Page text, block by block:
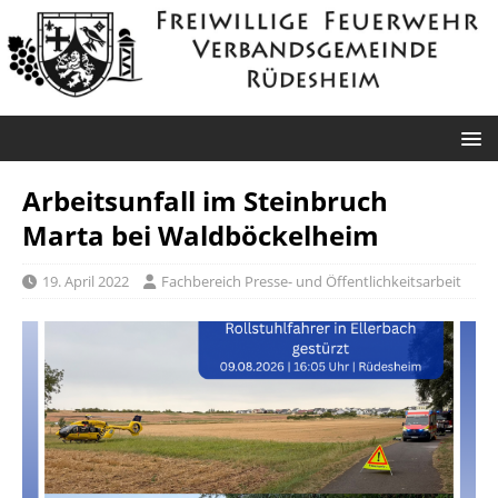
Arbeitsunfall im Steinbruch
Marta bei Waldböckelheim
19. April 2022 Fachbereich Presse- und Öffentlichkeitsarbeit
Spabrücken: Nächtlicher
Feuerschein
Datum: 8. August 2026 um
23:43 UhrAlarmierungsart: DME, GroupAlarm,
SireneEinsatzart: Sondereinsatz S1 > Sondereinsatz